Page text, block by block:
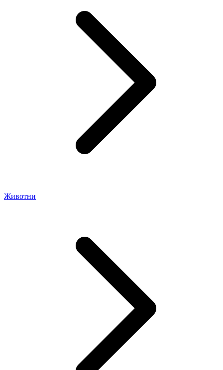
Животни